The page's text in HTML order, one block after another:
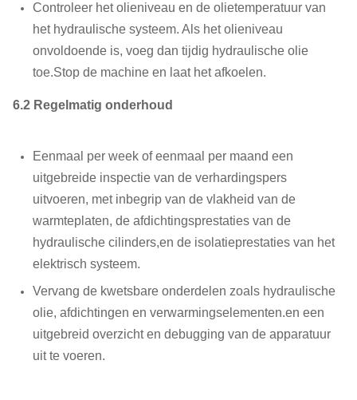
Controleer het olieniveau en de olietemperatuur van
het hydraulische systeem. Als het olieniveau
onvoldoende is, voeg dan tijdig hydraulische olie
toe.Stop de machine en laat het afkoelen.
6.2 Regelmatig onderhoud
Eenmaal per week of eenmaal per maand een
uitgebreide inspectie van de verhardingspers
uitvoeren, met inbegrip van de vlakheid van de
warmteplaten, de afdichtingsprestaties van de
hydraulische cilinders,en de isolatieprestaties van het
elektrisch systeem.
Vervang de kwetsbare onderdelen zoals hydraulische
olie, afdichtingen en verwarmingselementen.en een
uitgebreid overzicht en debugging van de apparatuur
uit te voeren.